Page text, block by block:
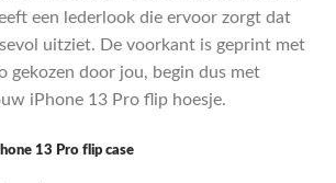
een lederlook die ervoor zorgt dat
uitziet. De voorkant is geprint met
gekozen door jou, begin dus met
iPhone 13 Pro flip hoesje.
13 Pro flip case